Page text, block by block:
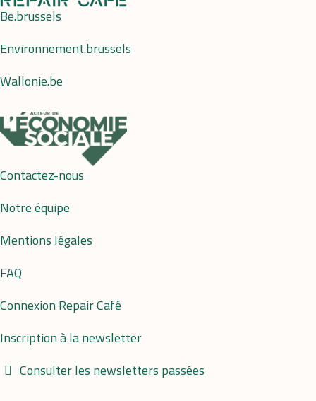
Be.brussels
Environnement.brussels
Wallonie.be
Contactez-nous
Notre équipe
Mentions légales
FAQ
Connexion Repair Café
Inscription à la newsletter
Consulter les newsletters passées